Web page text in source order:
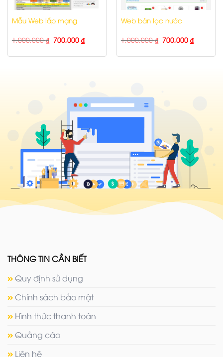
Mẫu Web lắp mạng
1,000,000₫ 700,000 ₫
Web bán lọc nước
1,000,000₫ 700,000 ₫
THÔNG TIN CẦN BIẾT
Quy định sử dụng
Chính sách bảo mật
Hình thức thanh toán
Quảng cáo
Liên hệ